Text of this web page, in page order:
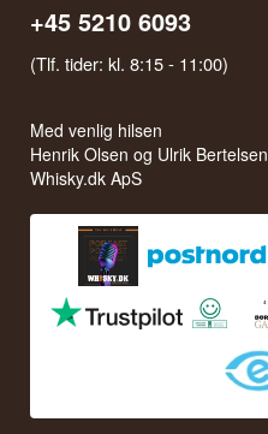
+45 5210 6093
(Tlf. tider: kl. 8:15 - 11:00)
Med venlig hilsen
Henrik Olsen og Ulrik Bertelsen
Whisky.dk ApS